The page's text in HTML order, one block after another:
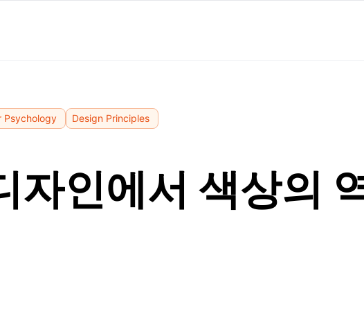
Psychology Design Principles
자인에서 색상의